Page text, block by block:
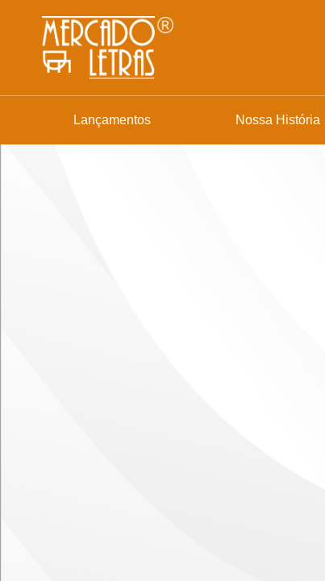
Lançamentos Nossa História